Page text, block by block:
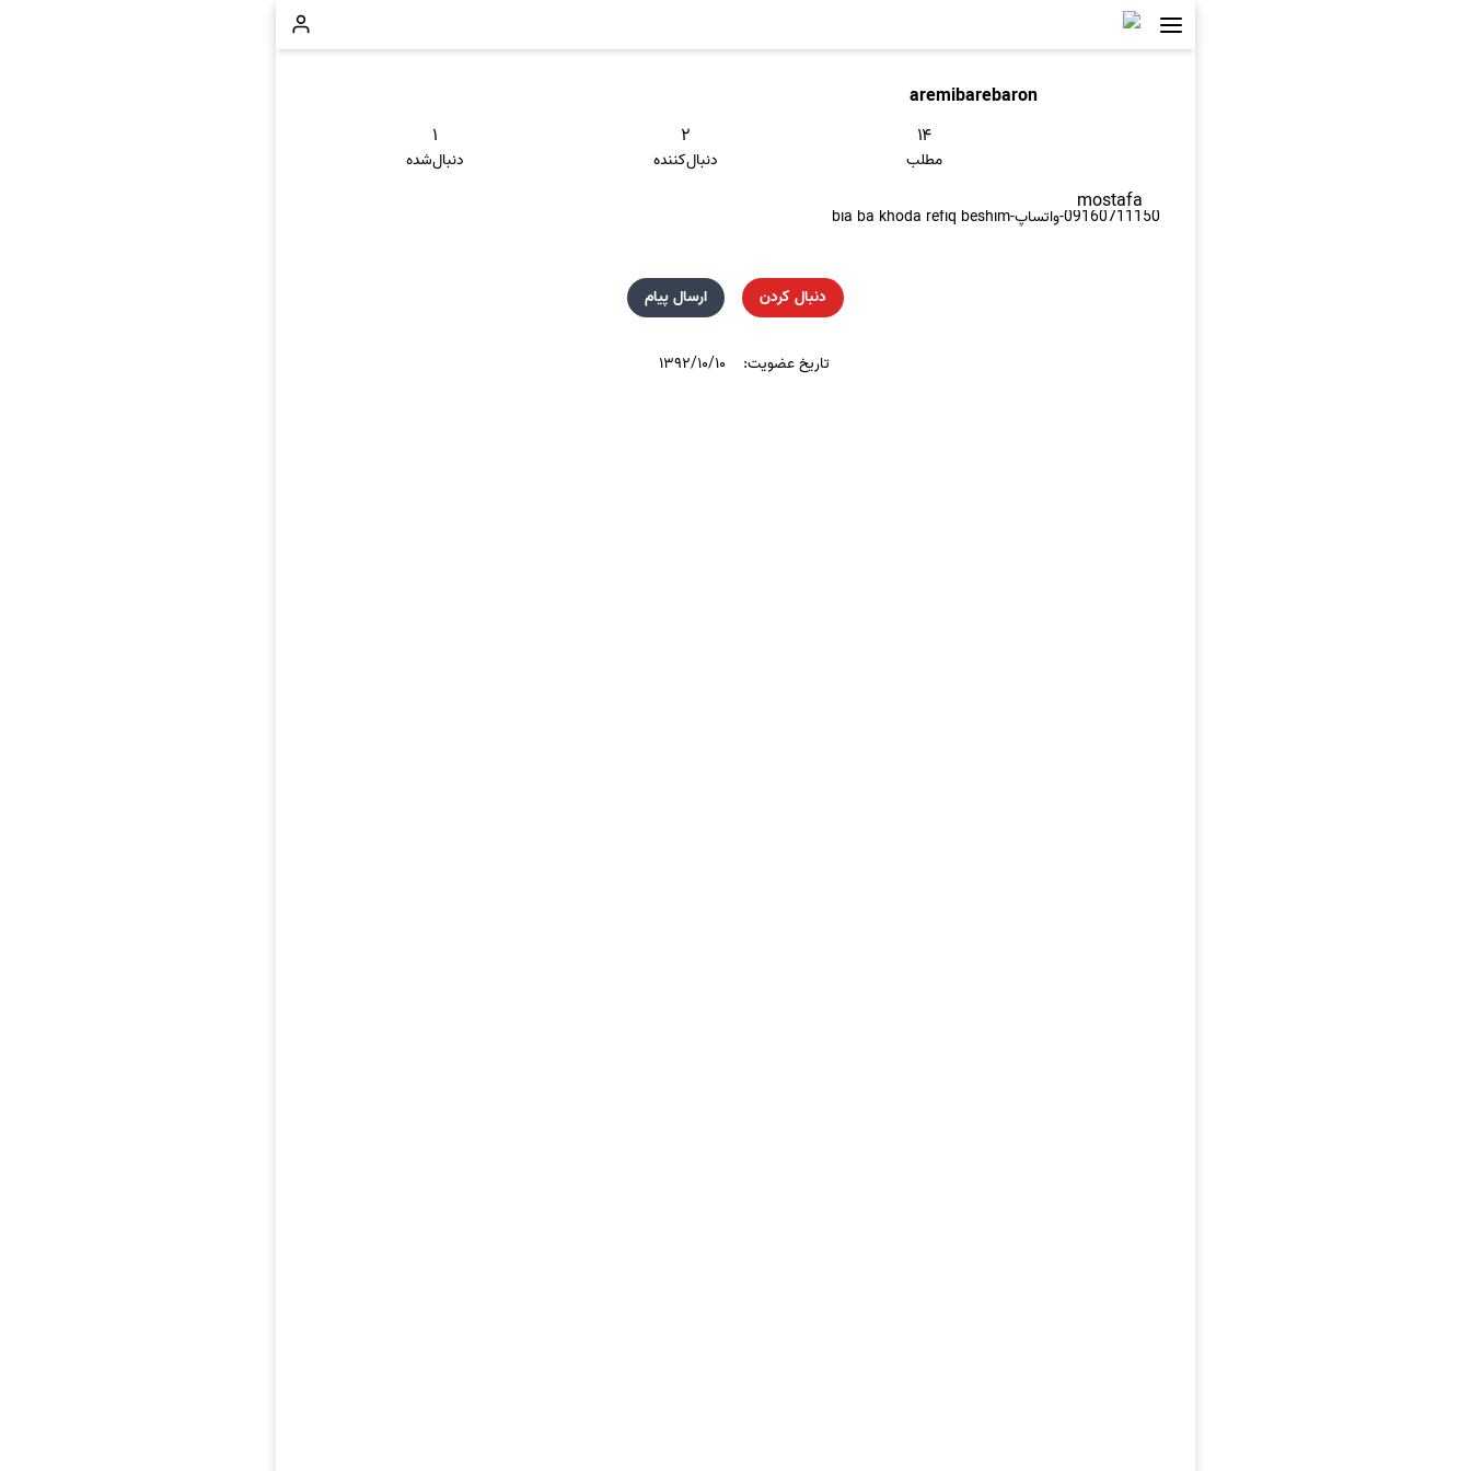
aremibarebaron
۱۴
مطلب
۲
دنبال‌کننده
۱
دنبال‌شده
mostafa
09160711150-واتساپ-bia ba khoda refiq beshim
دنبال کردن ارسال پیام
تاریخ عضویت: ۱۳۹۲/۱۰/۱۰